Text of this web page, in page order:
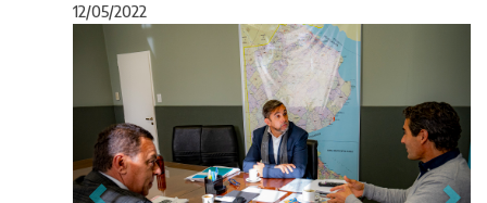
12/05/2022
Anterior